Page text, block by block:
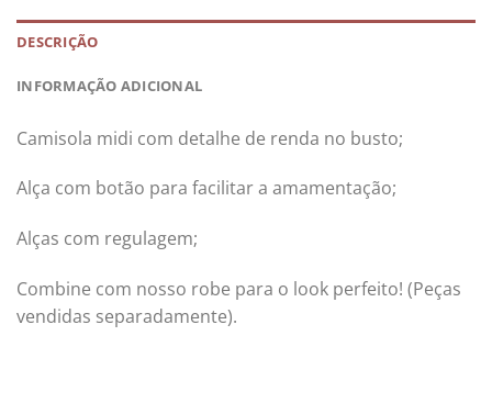
DESCRIÇÃO
INFORMAÇÃO ADICIONAL
Camisola midi com detalhe de renda no busto;
Alça com botão para facilitar a amamentação;
Alças com regulagem;
Combine com nosso robe para o look perfeito! (Peças
vendidas separadamente).